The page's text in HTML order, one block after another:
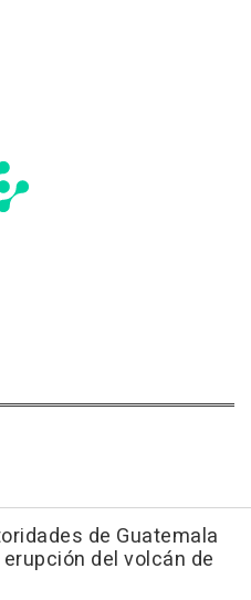
de Guatemala
del volcán de